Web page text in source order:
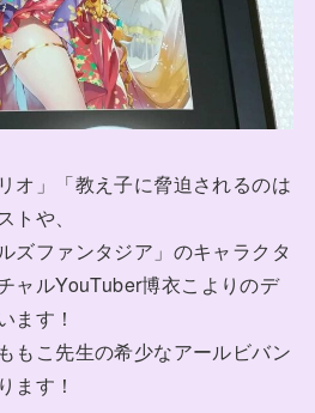
オ」「教え子に脅迫されるのは
や、
ズファンタジア」のキャラクタ
ャルYouTuber博衣こよりのデ
ます！
もこ先生の希少なアールビバン
ます！